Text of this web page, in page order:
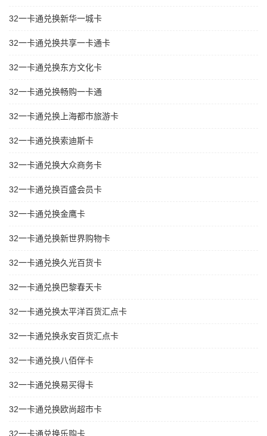
32一卡通兑换新华一城卡
32一卡通兑换共享一卡通卡
32一卡通兑换东方文化卡
32一卡通兑换畅购一卡通
32一卡通兑换上海都市旅游卡
32一卡通兑换索迪斯卡
32一卡通兑换大众商务卡
32一卡通兑换百盛会员卡
32一卡通兑换金鹰卡
32一卡通兑换新世界购物卡
32一卡通兑换久光百货卡
32一卡通兑换巴黎春天卡
32一卡通兑换太平洋百货汇点卡
32一卡通兑换永安百货汇点卡
32一卡通兑换八佰伴卡
32一卡通兑换易买得卡
32一卡通兑换欧尚超市卡
32一卡通兑换乐购卡